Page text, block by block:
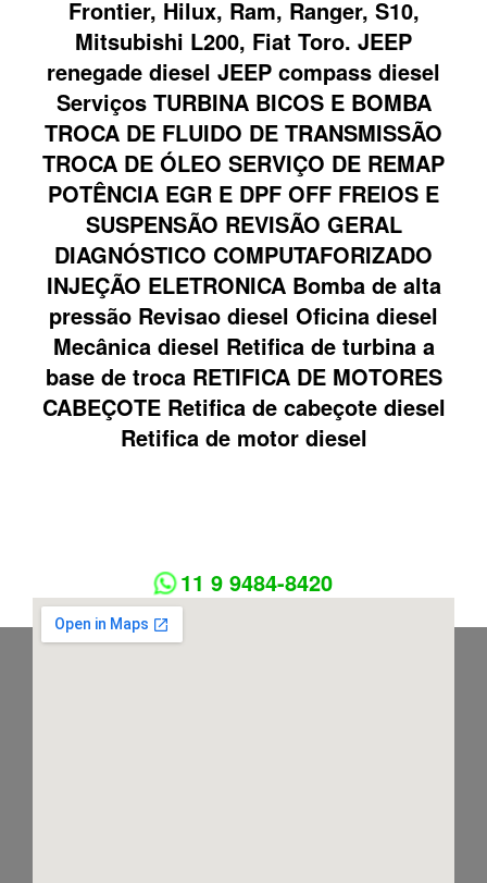
Frontier, Hilux, Ram, Ranger, S10,
Mitsubishi L200, Fiat Toro. JEEP
renegade diesel JEEP compass diesel
Serviços TURBINA BICOS E BOMBA
TROCA DE FLUIDO DE TRANSMISSÃO
TROCA DE ÓLEO SERVIÇO DE REMAP
POTÊNCIA EGR E DPF OFF FREIOS E
SUSPENSÃO REVISÃO GERAL
DIAGNÓSTICO COMPUTAFORIZADO
INJEÇÃO ELETRONICA Bomba de alta
pressão Revisao diesel Oficina diesel
Mecânica diesel Retifica de turbina a
base de troca RETIFICA DE MOTORES
CABEÇOTE Retifica de cabeçote diesel
Retifica de motor diesel
11 9 9484-8420